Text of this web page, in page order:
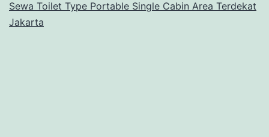
Sewa Toilet Type Portable Single Cabin Area Terdekat
Jakarta